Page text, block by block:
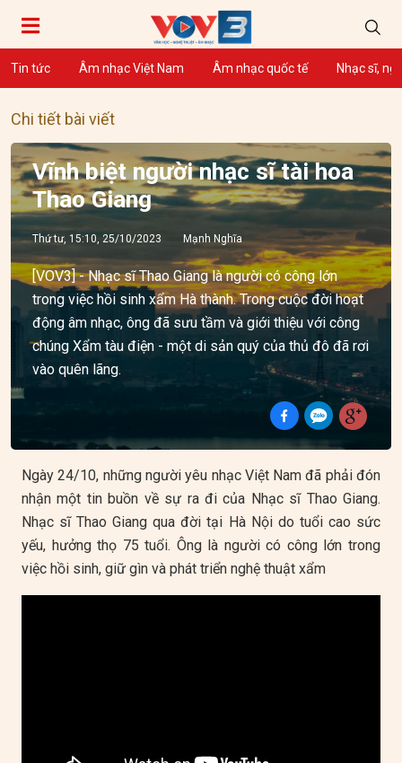
Tin tức Âm nhạc Việt Nam Âm nhạc quốc tế Nhạc sĩ,
Chi tiết bài viết
Vĩnh biệt người nhạc sĩ tài hoa
Thao Giang
Thứ tư, 15:10, 25/10/2023 Mạnh Nghĩa
[VOV3] - Nhạc sĩ Thao Giang là người có công lớn
trong việc hồi sinh xẩm Hà thành. Trong cuộc đời hoạt
động âm nhạc, ông đã sưu tầm và giới thiệu với công
chúng Xẩm tàu điện - một di sản quý của thủ đô đã rơi
vào quên lãng.
Ngày 24/10, những người yêu nhạc Việt Nam đã phải đón
nhận một tin buồn về sự ra đi của Nhạc sĩ Thao Giang.
Nhạc sĩ Thao Giang qua đời tại Hà Nội do tuổi cao sức
yếu, hưởng thọ 75 tuổi. Ông là người có công lớn trong
việc hồi sinh, giữ gìn và phát triển nghệ thuật xẩm